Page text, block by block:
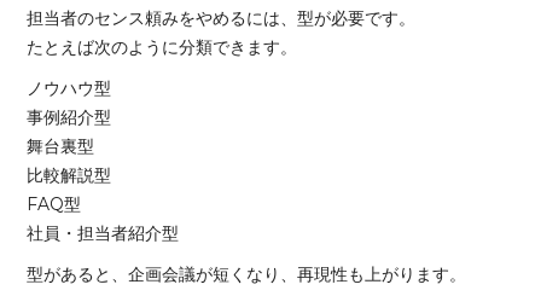
担当者のセンス頼みをやめるには、型が必要です。
たとえば次のように分類できます。
ノウハウ型
事例紹介型
舞台裏型
比較解説型
FAQ型
社員・担当者紹介型
型があると、企画会議が短くなり、再現性も上がります。